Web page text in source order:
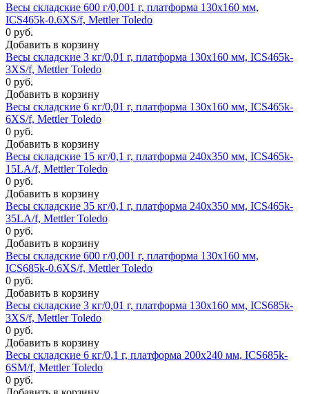
Весы складские 600 г/0,001 г, платформа 130х160 мм,
ICS465k-0.6XS/f, Mettler Toledo
0 руб.
Добавить в корзину
Весы складские 3 кг/0,01 г, платформа 130х160 мм, ICS465k-
3XS/f, Mettler Toledo
0 руб.
Добавить в корзину
Весы складские 6 кг/0,01 г, платформа 130х160 мм, ICS465k-
6XS/f, Mettler Toledo
0 руб.
Добавить в корзину
Весы складские 15 кг/0,1 г, платформа 240х350 мм, ICS465k-
15LA/f, Mettler Toledo
0 руб.
Добавить в корзину
Весы складские 35 кг/0,1 г, платформа 240х350 мм, ICS465k-
35LA/f, Mettler Toledo
0 руб.
Добавить в корзину
Весы складские 600 г/0,001 г, платформа 130х160 мм,
ICS685k-0.6XS/f, Mettler Toledo
0 руб.
Добавить в корзину
Весы складские 3 кг/0,01 г, платформа 130х160 мм, ICS685k-
3XS/f, Mettler Toledo
0 руб.
Добавить в корзину
Весы складские 6 кг/0,1 г, платформа 200х240 мм, ICS685k-
6SM/f, Mettler Toledo
0 руб.